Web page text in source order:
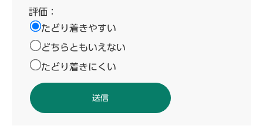
評価：
たどり着きやすい
どちらともいえない
たどり着きにくい